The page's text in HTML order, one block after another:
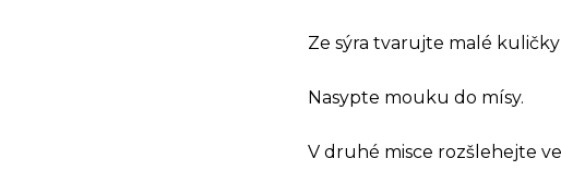
Ze sýra tvarujte malé
Nasypte mouku do mísy.
V druhé misce rozšlehejte